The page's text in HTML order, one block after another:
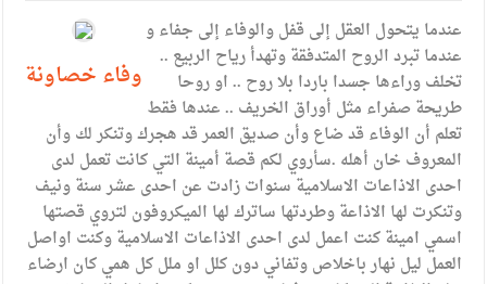
الأمن يتلف 16 مليون حبة كبتاجون و1480 كغم مواد مخدرة
النواب يقر مشروع تعديل قانون الملكية العقارية
القاضي يلتقي رؤساء تحرير الصحف اليومية ويؤكد حرص مجلس
النواب على شراكة فاعلة مع الإعلام
دعوة المكلفين بخدمة العلم (الدفعة الثالثة) إلى مراجعة منصة خدمة
العلم
الملك يلتقي مجموعة من رفاق السلاح
وفاء خصاونة
عندما يتحول العقل إلى قفل والوفاء إلى جفاء و
عندما تبرد الروح المتدفقة وتهدأ رياح الربيع ..
تخلف وراءها جسدا باردا بلا روح .. او روحا
طريحة صفراء مثل أوراق الخريف .. عندها فقط
تعلم أن الوفاء قد ضاع وأن صديق العمر قد هجرك وتنكر لك وأن
المعروف خان أهله .سأروي لكم قصة أمينة التي كانت تعمل لدى
احدى الاذاعات الاسلامية سنوات زادت عن احدى عشر سنة ونيف
وتنكرت لها الاذاعة وطردتها ساترك لها الميكروفون لتروي قصتها
اسمي امينة كنت اعمل لدى احدى الاذاعات الاسلامية وكنت اواصل
العمل ليل نهار باخلاص وتفاني دون كلل او ملل كل همي كان ارضاء